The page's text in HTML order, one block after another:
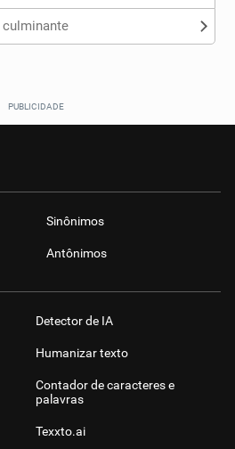
culminante
Sinônimos
Antônimos
Detector de IA
Humanizar texto
Contador de caracteres e
palavras
Texxto.ai